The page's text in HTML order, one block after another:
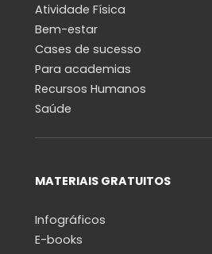
Atividade Física
Bem-estar
Cases de sucesso
Para academias
Recursos Humanos
Saúde
MATERIAIS GRATUITOS
Infográficos
E-books